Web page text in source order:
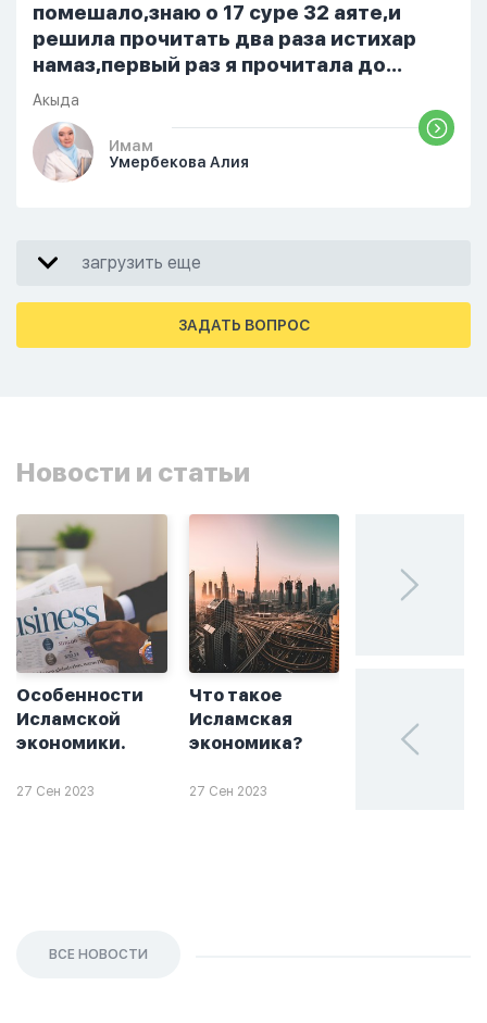
помешало,знаю о 17 суре 32 аяте,и
решила прочитать два раза истихар
намаз,первый раз я прочитала до
«Аср» намаза и сначала было
тревожно,позже стало спокойно и в
голову начали лезть только хорошие
мысли,во второй раз когда я решила в
ошибиться и то что намаз не
примется,совершила истихар во время
Акыда
Имам
Умербекова Алия
загрузить еще
ЗАДАТЬ ВОПРОС
Новости и статьи
Особенности
Исламской
экономики.
27 Сен 2023
Что такое
Исламская
экономика?
27 Сен 2023
халяльное
ВСЕ НОВОСТИ